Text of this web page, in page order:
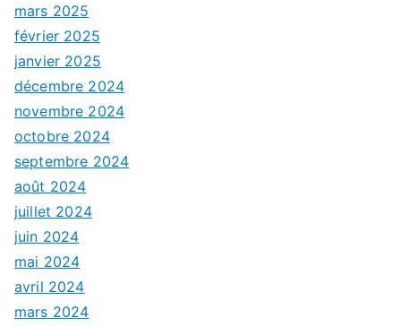
mars 2025
février 2025
janvier 2025
décembre 2024
novembre 2024
octobre 2024
septembre 2024
août 2024
juillet 2024
juin 2024
mai 2024
avril 2024
mars 2024